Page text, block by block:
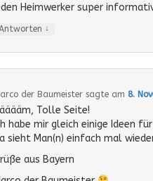
Heimwerker super
↓
der Baumeistersagte am 8.
Tolle Seite!
habe mir gleich einige Ideen
sieht Man(n) einfach mal
aus Bayern